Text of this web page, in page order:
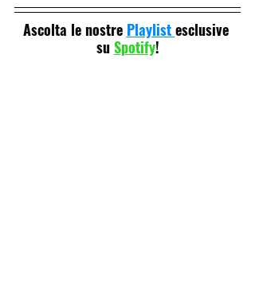
Ascolta le nostre Playlist esclusive
su Spotify!